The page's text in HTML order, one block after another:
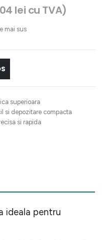
lei cu TVA)
mai sus
superioara
si depozitare compacta
si rapida
ideala pentru